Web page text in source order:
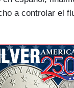
a controlar el